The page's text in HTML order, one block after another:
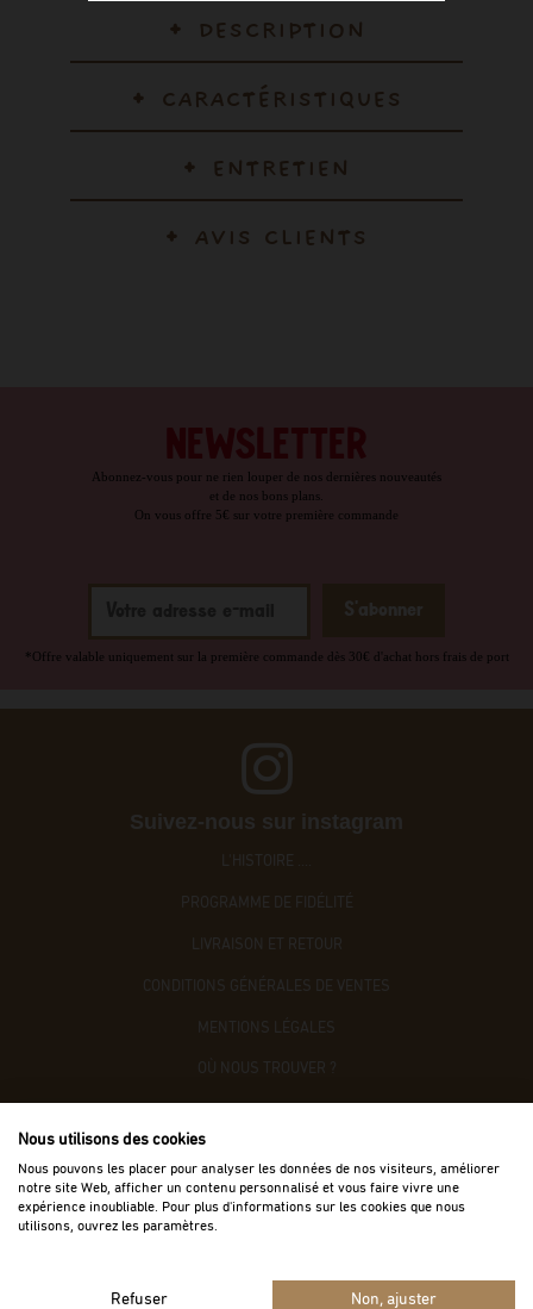
DESCRIPTION
CARACTÉRISTIQUES
ENTRETIEN
AVIS CLIENTS
Abonnez-vous pour ne rien louper de nos dernières nouveautés
et de nos bons plans.
On vous offre 5€ sur votre première commande
*Offre valable uniquement sur la première commande dès 30€ d'achat hors frais de port
Suivez-nous sur instagram
L'HISTOIRE ....
PROGRAMME DE FIDÉLITÉ
LIVRAISON ET RETOUR
CONDITIONS GÉNÉRALES DE VENTES
MENTIONS LÉGALES
OÙ NOUS TROUVER ?
Nous utilisons des cookies
Nous pouvons les placer pour analyser les données de nos visiteurs, améliorer
notre site Web, afficher un contenu personnalisé et vous faire vivre une
expérience inoubliable. Pour plus d'informations sur les cookies que nous
utilisons, ouvrez les paramètres.
Refuser Non, ajuster